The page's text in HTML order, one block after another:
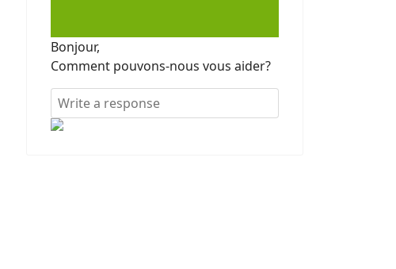
Bonjour,
Comment pouvons-nous vous aider?